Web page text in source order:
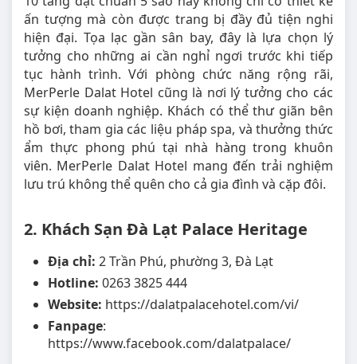
ấn tượng mà còn được trang bị đầy đủ tiện nghi
hiện đại. Tọa lạc gần sân bay, đây là lựa chọn lý
tưởng cho những ai cần nghỉ ngơi trước khi tiếp
tục hành trình. Với phòng chức năng rộng rãi,
MerPerle Dalat Hotel cũng là nơi lý tưởng cho các
sự kiện doanh nghiệp. Khách có thể thư giãn bên
hồ bơi, tham gia các liệu pháp spa, và thưởng thức
ẩm thực phong phú tại nhà hàng trong khuôn
viên. MerPerle Dalat Hotel mang đến trải nghiệm
lưu trú không thể quên cho cả gia đình và cặp đôi.
2. Khách Sạn Đà Lạt Palace Heritage
Địa chỉ: 2 Trần Phú, phường 3, Đà Lạt
Hotline: 0263 3825 444
Website: https://dalatpalacehotel.com/vi/
Fanpage:
https://www.facebook.com/dalatpalace/